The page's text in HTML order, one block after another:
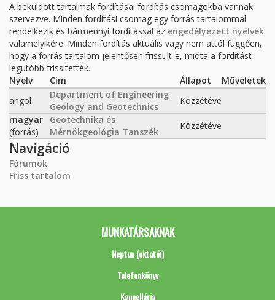
A beküldött tartalmak fordításai fordítás csomagokba vannak
szervezve. Minden fordítási csomag egy forrás tartalommal
rendelkezik és bármennyi fordítással az engedélyezett nyelvek
valamelyikére. Minden fordítás aktuális vagy nem attól függően,
hogy a forrás tartalom jelentősen frissült-e, mióta a fordítást
legutóbb frissítették.
Nyelv
Cím Állapot
Műveletek
angol
Department of Engineering
Geology and Geotechnics
Közzétéve
magyar
(forrás)
Geotechnika és
Mérnökgeológia Tanszék
Közzétéve
Navigáció
Fórumok
Friss tartalom
MUNKATÁRSAKNAK
Neptun (oktatói)
Telefonkönyv
Kancellária